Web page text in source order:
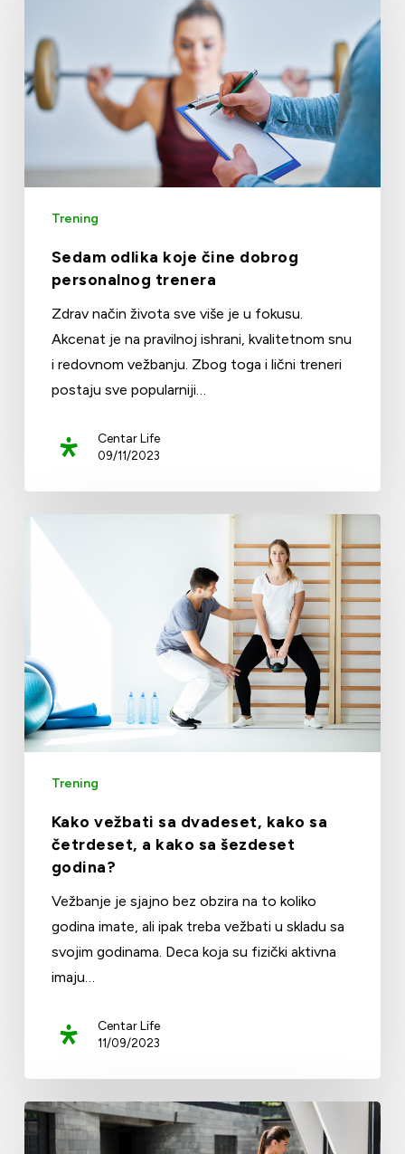
Trening
Sedam odlika koje čine dobrog
personalnog trenera
Zdrav način života sve više je u fokusu.
Akcenat je na pravilnoj ishrani, kvalitetnom snu
i redovnom vežbanju. Zbog toga i lični treneri
postaju sve popularniji…
Centar Life
09/11/2023
Trening
Kako vežbati sa dvadeset, kako sa
četrdeset, a kako sa šezdeset
godina?
Vežbanje je sjajno bez obzira na to koliko
godina imate, ali ipak treba vežbati u skladu sa
svojim godinama. Deca koja su fizički aktivna
imaju…
Centar Life
11/09/2023